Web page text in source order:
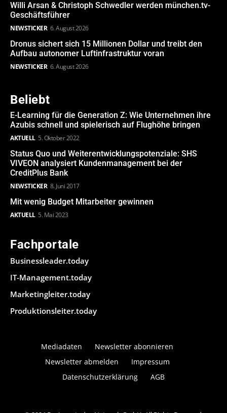
Willi Arsan & Christoph Schwedler werden münchen.tv-
Geschäftsführer
NEWSTICKER 6. August 2026
Dronus sichert sich 15 Millionen Dollar und treibt den
Aufbau autonomer Luftinfrastruktur voran
NEWSTICKER 6. August 2026
Beliebt
E-Learning für die Generation Z: Wie Unternehmen ihre
Azubis schnell und spielerisch auf Flughöhe bringen
AKTUELL 5. Oktober 2022
Status Quo und Weiterentwicklungspotenziale: SHS
VIVEON analysiert Kundenmanagement bei der
CreditPlus Bank
NEWSTICKER 8. Juni 2017
Mit wenig Budget Mitarbeiter gewinnen
AKTUELL 5. Mai 2023
Fachportale
Businessleader.today
IT-Management.today
Marketingleiter.today
Produktionsleiter.today
Mediadaten
Newsletter abonnieren
Newsletter abmelden
Impressum
Datenschutzerklärung
AGB